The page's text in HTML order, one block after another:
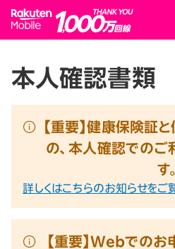
Rakuten Mobile
本人確認書類
【重要】健康保険証
の、本人確認でのご
す。
詳しくはこちらのお知らせをご
【重要】Webでの